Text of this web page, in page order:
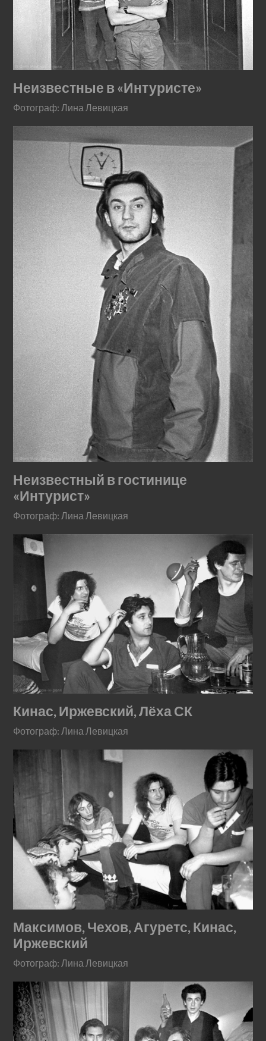
Неизвестные в «Интуристе»
Фотограф: Лина Левицкая
Неизвестный в гостинице
«Интурист»
Фотограф: Лина Левицкая
Кинас, Иржевский, Лёха СК
Фотограф: Лина Левицкая
Максимов, Чехов, Агуретс, Кинас,
Иржевский
Фотограф: Лина Левицкая